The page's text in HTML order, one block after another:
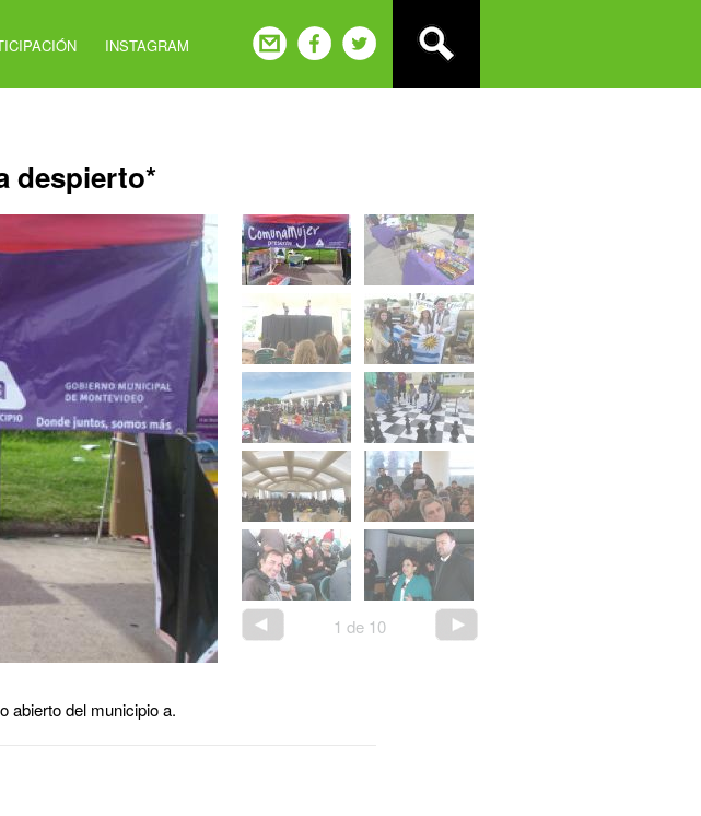
INSTAGRAM
despierto*
1 de 10
abierto del municipio a.